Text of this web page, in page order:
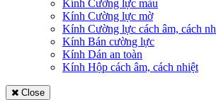
Kính Cường lực màu
Kính Cường lực mờ
Kính Cường lực cách âm, cách
Kính Bán cường lực
Kính Dán an toàn
Kính Hộp cách âm, cách nhiệt
Close